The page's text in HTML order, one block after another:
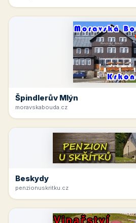
Špindlerův Mlýn
moravskabouda.cz
Beskydy
penzionuskritku.cz